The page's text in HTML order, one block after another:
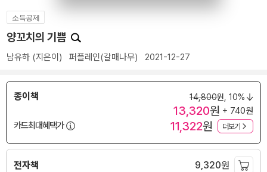
소득공제
양꼬치의 기쁨
남유하 (지은이) 퍼플레인(갈매나무) 2021-12-27
종이책 14,800원, 10%
13,320원 + 740원
카드최대혜택가
11,322원 더보기
전자책 9,320원